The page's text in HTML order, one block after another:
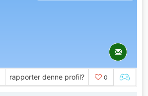
rapporter denne profil? 0